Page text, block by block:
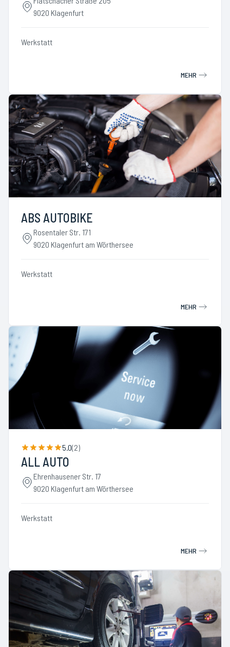
9020 Klagenfurt
Werkstatt
MEHR
ABS AUTOBIKE
Rosentaler Str. 171
9020 Klagenfurt am Wörthersee
Werkstatt
MEHR
5.0(2)
ALL AUTO
Ehrenhausener Str. 17
9020 Klagenfurt am Wörthersee
Werkstatt
MEHR